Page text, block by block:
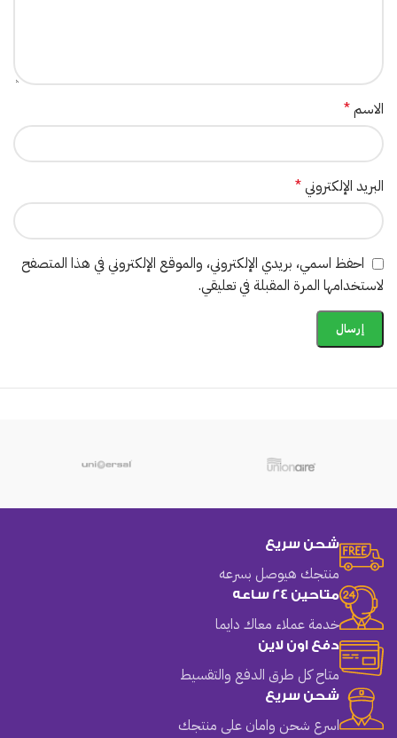
الاسم*
البريد الإلكتروني*
احفظ اسمي، بريدي الإلكتروني، والموقع الإلكتروني في هذا المتصفح
لاستخدامها المرة المقبلة في تعليقي.
شحن سريع
منتجك هيوصل بسرعه
متاحين 24 ساعه
خدمة عملاء معاك دايما
دفع اون لاين
متاح كل طرق الدفع والتقسيط
شحن سريع
اسرع شحن وامان على منتجك